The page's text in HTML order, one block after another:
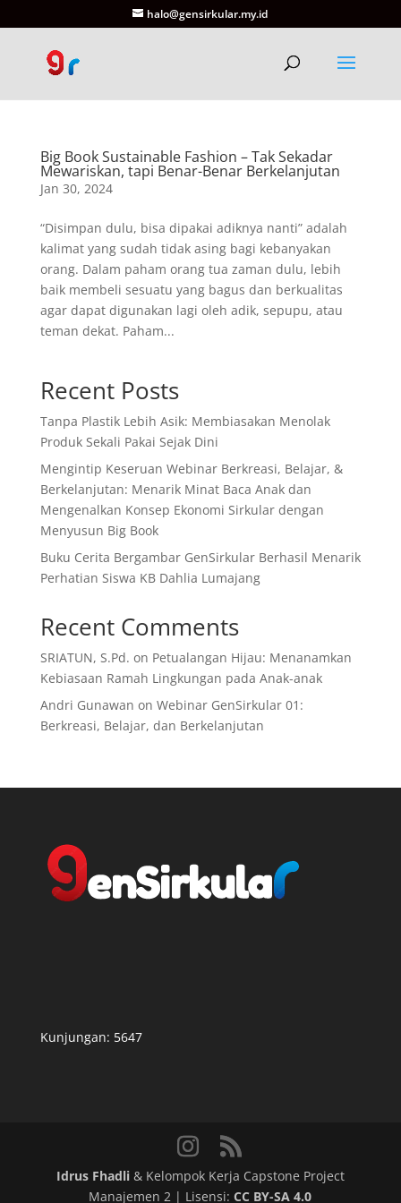
halo@gensirkular.my.id
Big Book Sustainable Fashion – Tak Sekadar
Mewariskan, tapi Benar-Benar Berkelanjutan
Jan 30, 2024
“Disimpan dulu, bisa dipakai adiknya nanti” adalah
kalimat yang sudah tidak asing bagi kebanyakan
orang. Dalam paham orang tua zaman dulu, lebih
baik membeli sesuatu yang bagus dan berkualitas
agar dapat digunakan lagi oleh adik, sepupu, atau
teman dekat. Paham...
Recent Posts
Tanpa Plastik Lebih Asik: Membiasakan Menolak
Produk Sekali Pakai Sejak Dini
Mengintip Keseruan Webinar Berkreasi, Belajar, &
Berkelanjutan: Menarik Minat Baca Anak dan
Mengenalkan Konsep Ekonomi Sirkular dengan
Menyusun Big Book
Buku Cerita Bergambar GenSirkular Berhasil Menarik
Perhatian Siswa KB Dahlia Lumajang
Recent Comments
SRIATUN, S.Pd. on Petualangan Hijau: Menanamkan
Kebiasaan Ramah Lingkungan pada Anak-anak
Andri Gunawan on Webinar GenSirkular 01:
Berkreasi, Belajar, dan Berkelanjutan
Kunjungan: 5647
Idrus Fhadli& Kelompok Kerja Capstone Project
Manajemen 2 | Lisensi:CC BY-SA 4.0